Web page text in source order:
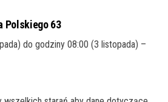
Polskiego 63
do godziny 08:00 (3 listopada) –